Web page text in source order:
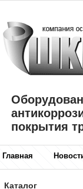
покрытия
Главная
Каталог